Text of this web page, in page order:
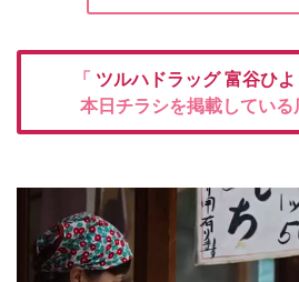
「 ツルハドラッグ富谷ひ
本日チラシを掲載している